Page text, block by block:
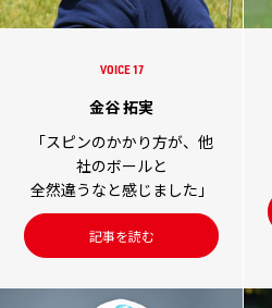
VOICE 17
金谷 拓実
「スピンのかかり方が、他
社のボールと
全然違うなと感じました」
記事を読む